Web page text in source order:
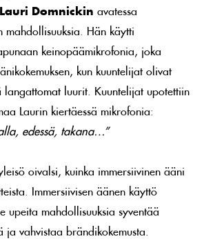
Lauri Domnickin avatessa
mahdollisuuksia. Hän käytti
keinopäämikrofonia, joka
kun kuuntelijat olivat
langattomat luurit. Kuuntelijat upotettiin
Laurin kiertäessä mikrofonia:
edessä, takana…”
oivalsi, kuinka immersiivinen ääni
Immersiivisen äänen käyttö
upeita mahdollisuuksia syventää
ja vahvistaa brändikokemusta.